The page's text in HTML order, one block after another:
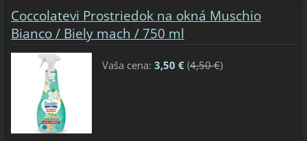
Coccolatevi Prostriedok na okná Muschio
Bianco / Biely mach / 750 ml
Vaša cena: 3,50 €(4,50 €)